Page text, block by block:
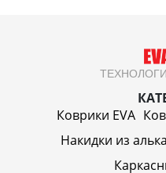
Коврики EVA
Накидки из